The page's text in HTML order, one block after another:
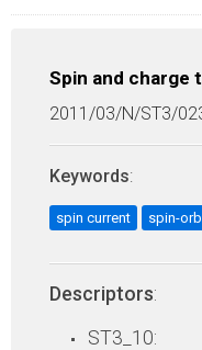
Spin and charge
2011/03/N/ST3/
Keywords:
spin current spin-
Descriptors:
ST3_10: